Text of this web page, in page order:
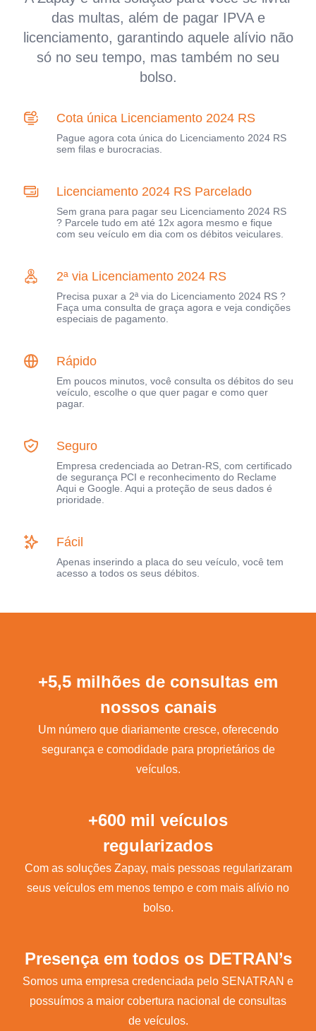
das multas, além de pagar IPVA e
licenciamento, garantindo aquele alívio não
só no seu tempo, mas também no seu
bolso.
Cota única Licenciamento 2024 RS
Pague agora cota única do Licenciamento 2024 RS
sem filas e burocracias.
Licenciamento 2024 RS Parcelado
Sem grana para pagar seu Licenciamento 2024 RS
? Parcele tudo em até 12x agora mesmo e fique
com seu veículo em dia com os débitos veiculares.
2ª via Licenciamento 2024 RS
Precisa puxar a 2ª via do Licenciamento 2024 RS ?
Faça uma consulta de graça agora e veja condições
especiais de pagamento.
Rápido
Em poucos minutos, você consulta os débitos do seu
veículo, escolhe o que quer pagar e como quer
pagar.
Seguro
Empresa credenciada ao Detran-RS, com certificado
de segurança PCI e reconhecimento do Reclame
Aqui e Google. Aqui a proteção de seus dados é
prioridade.
Fácil
Apenas inserindo a placa do seu veículo, você tem
acesso a todos os seus débitos.
+5,5 milhões de consultas em
nossos canais
Um número que diariamente cresce, oferecendo
segurança e comodidade para proprietários de
veículos.
+600 mil veículos
regularizados
Com as soluções Zapay, mais pessoas regularizaram
seus veículos em menos tempo e com mais alívio no
bolso.
Presença em todos os DETRAN’s
Somos uma empresa credenciada pelo SENATRAN e
possuímos a maior cobertura nacional de consultas
de veículos.